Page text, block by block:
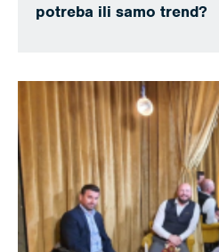
potreba ili samo trend?